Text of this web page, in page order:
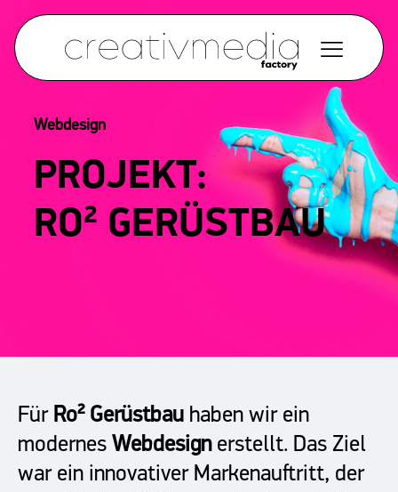
Webdesign
PROJEKT:
RO² GERÜSTBAU
Für Ro² Gerüstbau haben wir ein
modernes Webdesignerstellt. Das Ziel
war ein innovativer Markenauftritt, der